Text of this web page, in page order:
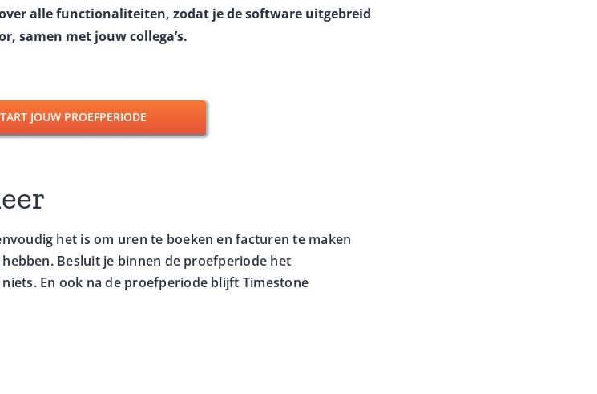
alle functionaliteiten, zodat je de software uitgebreid
samen met jouw collega’s.
JOUW PROEFPERIODE
het is om uren te boeken en facturen te maken
Besluit je binnen de proefperiode het
En ook na de proefperiode blijft Timestone